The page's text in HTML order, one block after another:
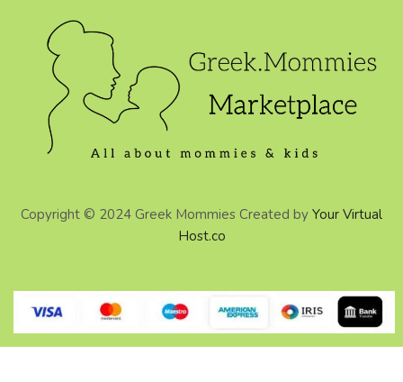
Copyright © 2024 Greek Mommies Created by Your Virtual
Host.co